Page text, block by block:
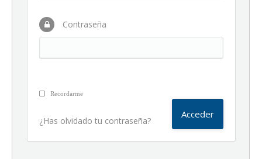
Contraseña
Recordarme
¿Has olvidado tu contraseña?